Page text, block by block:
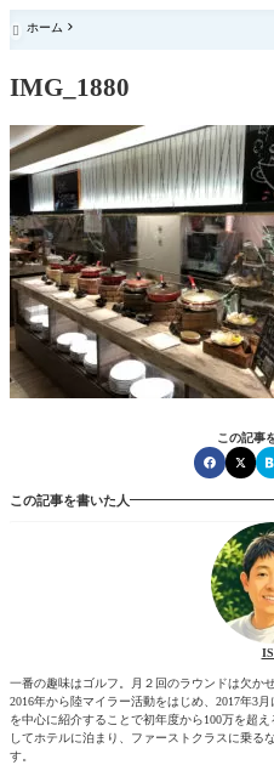
 ホーム
IMG_1880
この記事
この記事を書いた人
一番の趣味はゴルフ。月２回のラウンドは欠か
2016年から陸マイラー活動をはじめ、2017年3
を中心に紹介することで初年度から100万を超
してホテルに泊まり、ファーストクラスに乗る
す。